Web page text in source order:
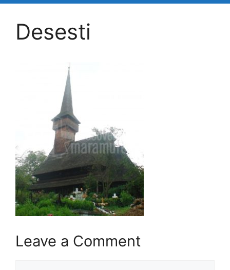
Desesti
Leave a Comment